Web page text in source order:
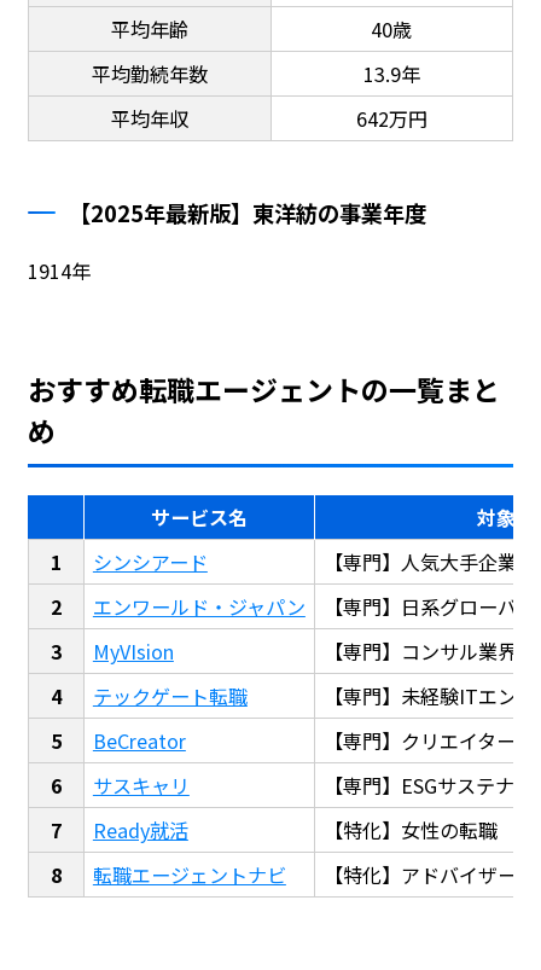
平均年齢
40歳
平均勤続年数
13.9年
平均年収
642万円
【2025年最新版】東洋紡の事業年度
1914年
おすすめ転職エージェントの一覧まと
め
サービス名
対象
シンシアード
【専門】人気大手企業
エンワールド・ジャパン
【専門】日系グローバ
MyVIsion
【専門】コンサル業界
テックゲート転職
【専門】未経験ITエン
BeCreator
【専門】クリエイター
サスキャリ
【専門】ESGサステナ
Ready就活
【特化】女性の転職
転職エージェントナビ
【特化】アドバイザー